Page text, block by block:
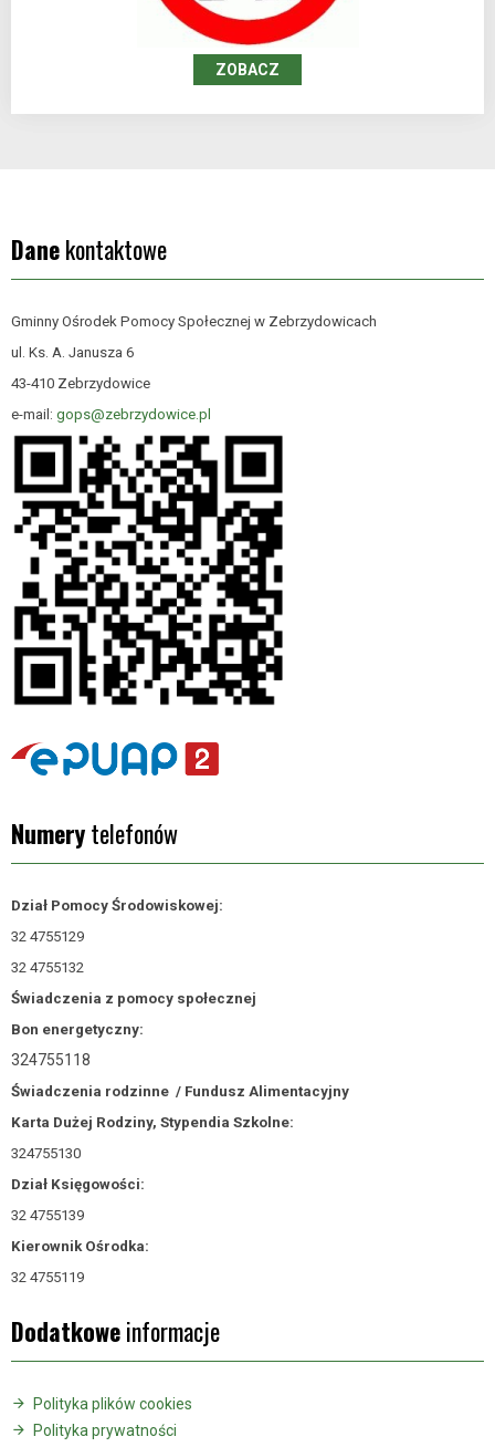
ZOBACZ
Danekontaktowe
Gminny Ośrodek Pomocy Społecznej w Zebrzydowicach
ul. Ks. A. Janusza 6
43-410 Zebrzydowice
e-mail: gops@zebrzydowice.pl
Numerytelefonów
Dział Pomocy Środowiskowej:
32 4755129
32 4755132
Świadczenia z pomocy społecznej
Bon energetyczny:
324755118
Świadczenia rodzinne / Fundusz Alimentacyjny
Karta Dużej Rodziny, Stypendia Szkolne:
324755130
Dział Księgowości:
32 4755139
Kierownik Ośrodka:
32 4755119
Dodatkoweinformacje
Polityka plików cookies
Polityka prywatności